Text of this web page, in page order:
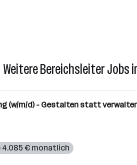
Weitere Bereichsleiter Jobs
(w/m/d) - Gestalten statt
4.085 € monatlich